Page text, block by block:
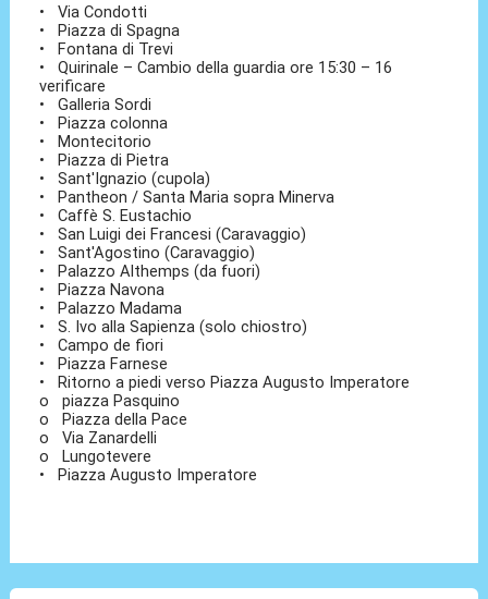
• Via Condotti
• Piazza di Spagna
• Fontana di Trevi
• Quirinale – Cambio della guardia ore 15:30 – 16
verificare
• Galleria Sordi
• Piazza colonna
• Montecitorio
• Piazza di Pietra
• Sant'Ignazio (cupola)
• Pantheon / Santa Maria sopra Minerva
• Caffè S. Eustachio
• San Luigi dei Francesi (Caravaggio)
• Sant'Agostino (Caravaggio)
• Palazzo Althemps (da fuori)
• Piazza Navona
• Palazzo Madama
• S. Ivo alla Sapienza (solo chiostro)
• Campo de fiori
• Piazza Farnese
• Ritorno a piedi verso Piazza Augusto Imperatore
o piazza Pasquino
o Piazza della Pace
o Via Zanardelli
o Lungotevere
• Piazza Augusto Imperatore